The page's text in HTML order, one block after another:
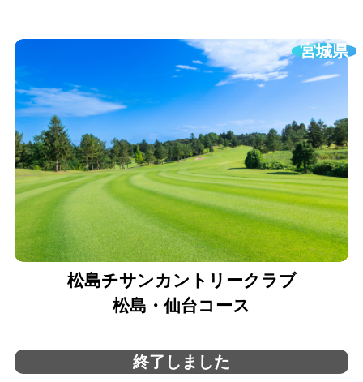
松島チサンカントリークラブ
松島・仙台コース
終了しました
宮城県